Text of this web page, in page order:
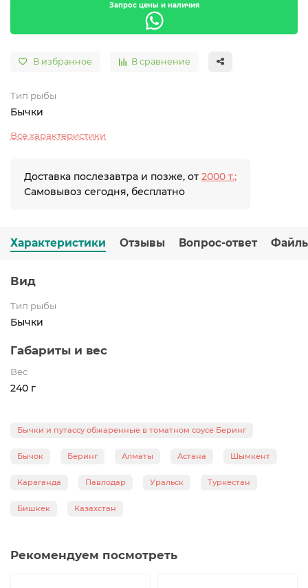
Запрос цены и наличия
В избранное В сравнение
Тип рыбы
Бычки
Все характеристики
Доставка послезавтра и позже, от 2000 т.;
Самовывоз сегодня, бесплатно
Характеристики Отзывы Вопрос-ответ
Вид
Тип рыбы
Бычки
Габариты и вес
Вес
240 г
Бычки и путассу обжаренные в томатном соусе Беринг
Бычок Беринг Алматы Астана Шымкент
Караганда Павлодар Уральск Туркестан
Бишкек Казахстан
Рекомендуем посмотреть